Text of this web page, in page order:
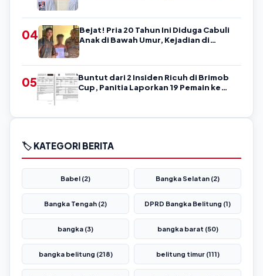
04
Bejat! Pria 20 Tahun Ini Diduga Cabuli
Anak di Bawah Umur, Kejadian di
05
Buntut dari 2 Insiden Ricuh di Brimob
Cup, Panitia Laporkan 19 Pemain ke
🏷️ KATEGORI BERITA
Babel (2) Bangka Selatan (2)
Bangka Tengah (2) DPRD Bangka Belitung (1)
bangka (3) bangka barat (50)
bangka belitung (218) belitung timur (111)